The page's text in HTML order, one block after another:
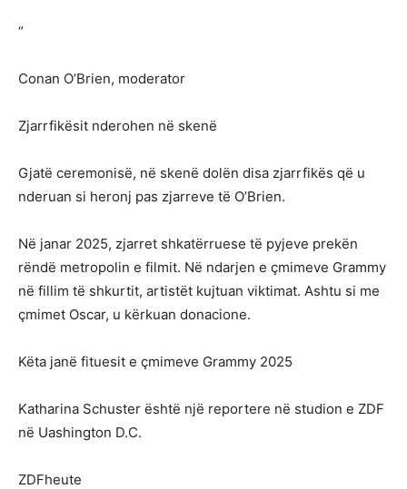
“
Conan O’Brien, moderator
Zjarrfikësit nderohen në skenë
Gjatë ceremonisë, në skenë dolën disa zjarrfikës që u
nderuan si heronj pas zjarreve të O’Brien.
Në janar 2025, zjarret shkatërruese të pyjeve prekën
rëndë metropolin e filmit. Në ndarjen e çmimeve Grammy
në fillim të shkurtit, artistët kujtuan viktimat. Ashtu si me
çmimet Oscar, u kërkuan donacione.
Këta janë fituesit e çmimeve Grammy 2025
Katharina Schuster është një reportere në studion e ZDF
në Uashington D.C.
ZDFheute